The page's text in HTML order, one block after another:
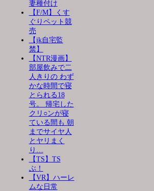
妻種付け
【F/M】くす
ぐりペット競
売
【jk自宅監
禁】
【NTR漫画】
部屋飲みで二
人きりの わず
かな時間で寝
とられる18
号。 帰宅した
クリ○ンが寝
ている間も 朝
までサイヤ人
とヤリまく
り…
【TS】TS
ぶ！
【VR】ハーレ
ムな日常